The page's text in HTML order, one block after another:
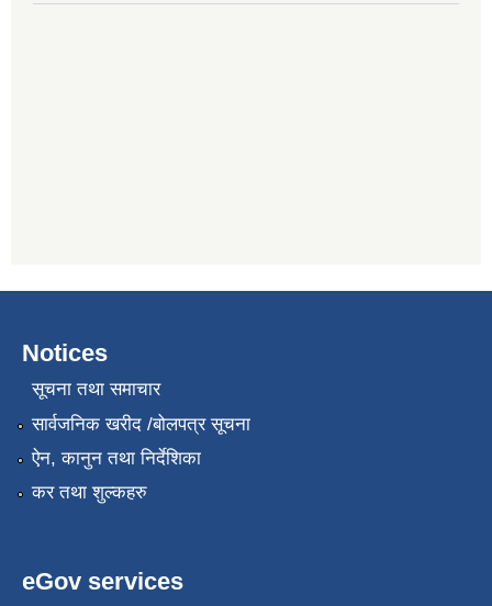
Notices
सूचना तथा समाचार
सार्वजनिक खरीद /बोलपत्र सूचना
ऐन, कानुन तथा निर्देशिका
कर तथा शुल्कहरु
eGov services